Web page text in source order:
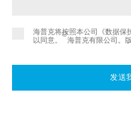
海普克将按照本公司《数据保
以同意。
©
海普克有限公司。
发送